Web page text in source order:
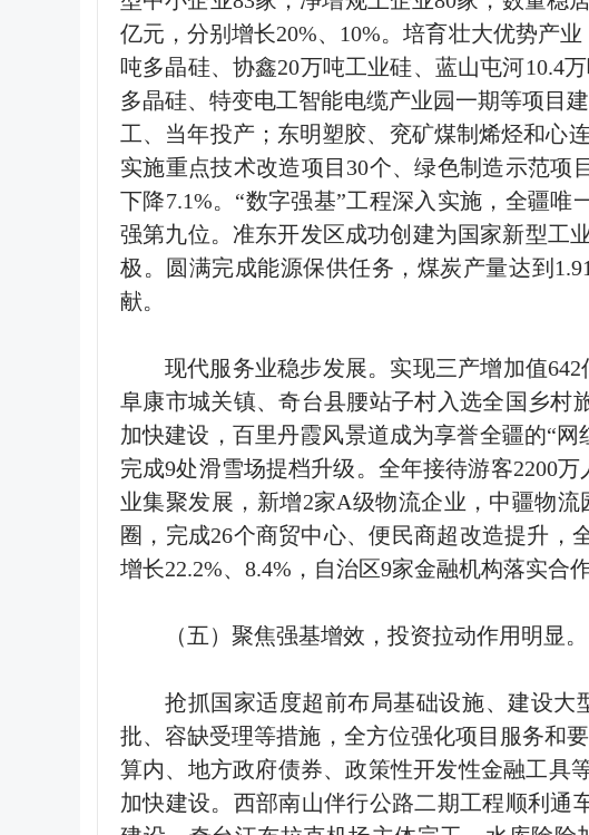
亿元，分别增长20%、 10%。培育壮大优势产业
吨多晶硅、协鑫20万吨工业硅、蓝山屯河10.4
多晶硅、特变电工智能电缆产业园一期等项目
工、当年投产；东明塑胶、兖矿煤制烯烃和心
实施重点技术改造项目 30个、绿色制造示范项目
下降7.1%。 “数字强基”工程深入实施，全疆唯
强第九位。准东开发区成功创建为国家新型工
极。圆满完成能源保供任务，煤炭产量达到 1.91
献。
现代服务业稳步发展。实现三产增加值642
阜康市城关镇、奇台县腰站子村入选全国乡村
加快建设，百里丹霞风景道成为享誉全疆的“网
完成9处滑雪场提档升级。全年接待游客2200万
业集聚发展，新增2家A级物流企业，中疆物
圈，完成26个商贸中心、便民商超改造提升，
增长22.2%、 8.4% ，自治区9家金融机构落实合
（五）聚焦强基增效，投资拉动作用明显。
抢抓国家适度超前布局基础设施、建设
批、容缺受理等措施，全方位强化项目服务和
算内、地方政府债券、政策性开发性金融工具
加快建设。西部南山伴行公路二期工程顺利通